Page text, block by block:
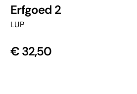
Erfgoed 2
LUP
€32,50